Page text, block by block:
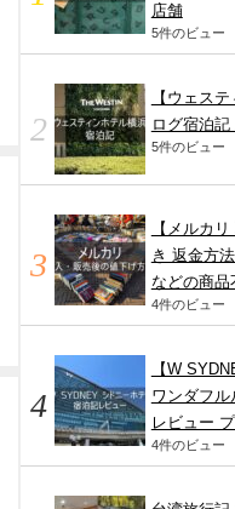
店舗
5件のビュー
【ウェス
ログ宿泊
5件のビュー
【メルカ
き 返金方
などの商品
4件のビュー
【W
ワンダフ
レビュー
4件のビュー